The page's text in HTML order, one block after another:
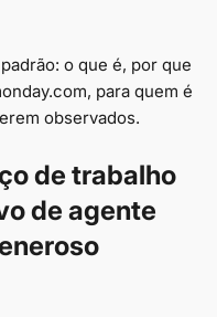
o que é, por que
para quem é
observados.
de trabalho
de agente